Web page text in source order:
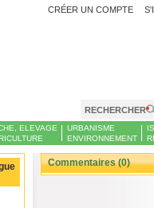
CRÉER UN COMPTE
RECHERCHER
ELEVAGE
URBANISME
ENVIRONNEMENT
Commentaires (0)